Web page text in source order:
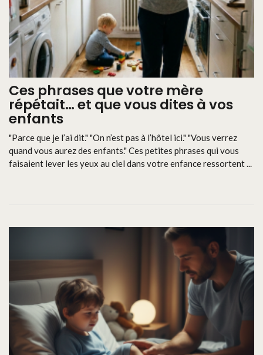
Ces phrases que votre mère
répétait… et que vous dites à vos
enfants
"Parce que je l’ai dit." "On n’est pas à l’hôtel ici." "Vous verrez
quand vous aurez des enfants." Ces petites phrases qui vous
faisaient lever les yeux au ciel dans votre enfance ressortent ...